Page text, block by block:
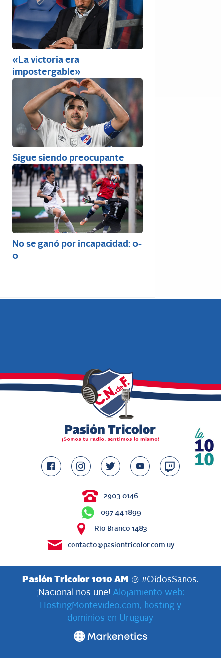
«La victoria era
impostergable»
Sigue siendo preocupante
No se ganó por incapacidad: 0-
0
2903 0146
097 44 1899
Río Branco 1483
contacto@pasiontricolor.com.uy
Pasión Tricolor 1010 AM
® #OídosSanos.
¡Nacional nos une! Alojamiento web:
HostingMontevideo.com, hosting y
dominios en Uruguay